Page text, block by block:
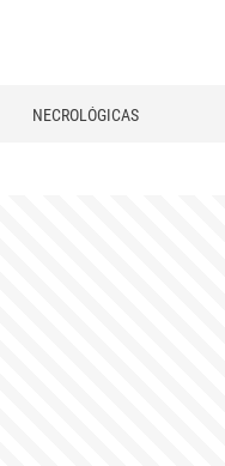
NECROLÓGICAS